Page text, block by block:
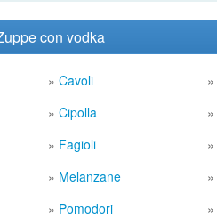
con vodka
» Cavoli »
» Cipolla »
» Fagioli »
» Melanzane »
» Pomodori »